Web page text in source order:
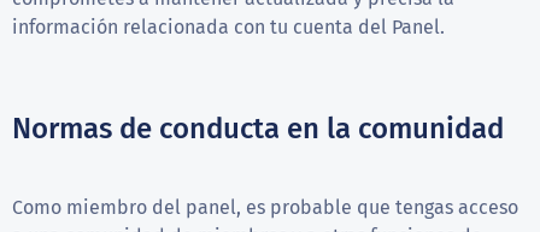
información relacionada con tu cuenta del Panel.
Normas de conducta en la comunidad
Como miembro del panel, es probable que tengas acceso